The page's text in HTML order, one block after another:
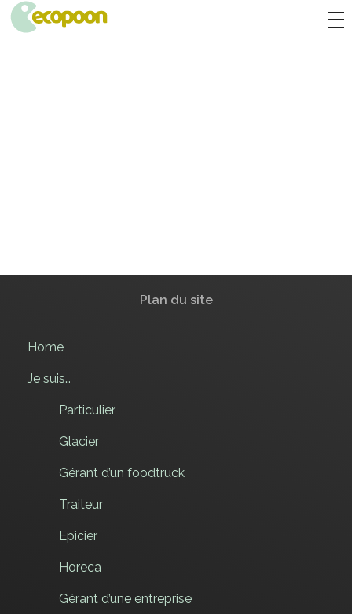
Plan du site
Home
Je suis…
Particulier
Glacier
Gérant d’un foodtruck
Traiteur
Epicier
Horeca
Gérant d’une entreprise